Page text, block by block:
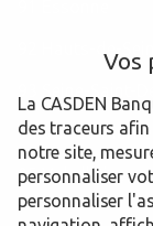
94 Val-de-Marne
95 Val-d'Oise
Vos
La CASDEN
des traceurs
notre site,
personnaliser
personnaliser